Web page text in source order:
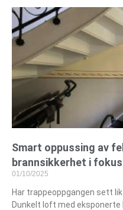
Smart oppussing av
brannsikkerhet i fokus
01/10/2025
Har trappeoppgangen sett
Dunkelt loft med eksponerte